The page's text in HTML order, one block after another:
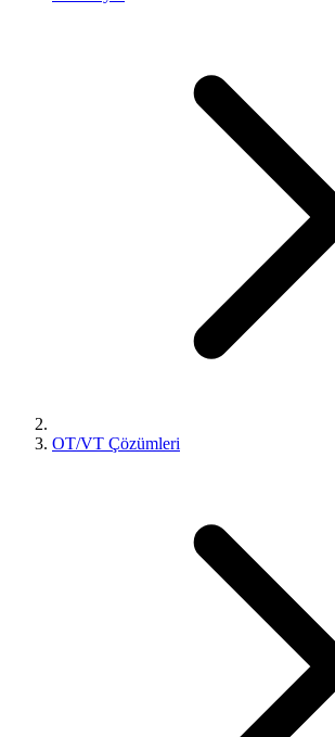
OT/VT Çözümleri